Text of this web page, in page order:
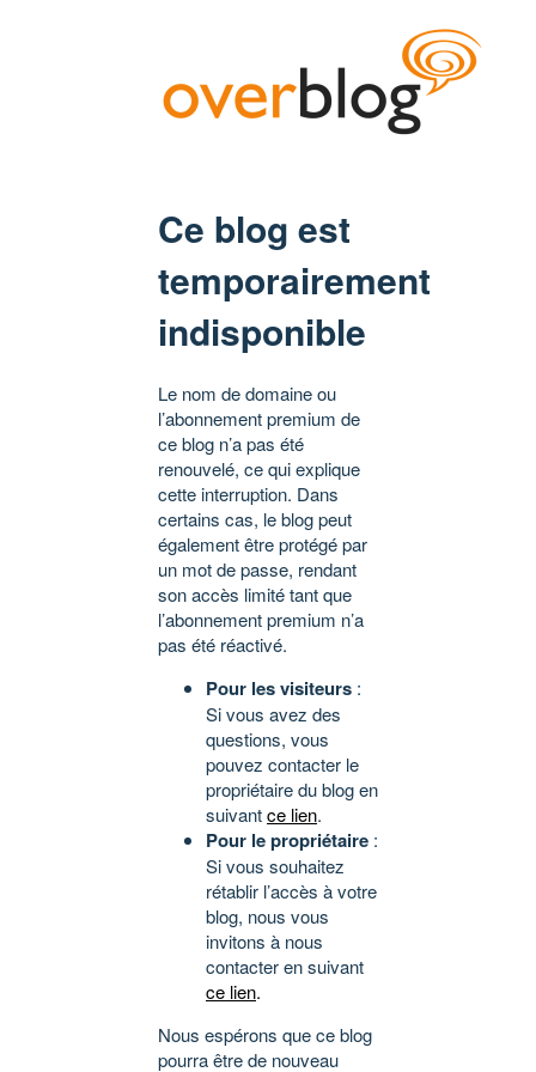
Ce blog est
temporairement
indisponible
Le nom de domaine ou
l’abonnement premium de
ce blog n’a pas été
renouvelé, ce qui explique
cette interruption. Dans
certains cas, le blog peut
également être protégé par
un mot de passe, rendant
son accès limité tant que
l’abonnement premium n’a
pas été réactivé.
Pour les visiteurs :
Si vous avez des
questions, vous
pouvez contacter le
propriétaire du blog en
suivantce lien.
Pour le propriétaire :
Si vous souhaitez
rétablir l’accès à votre
blog, nous vous
invitons à nous
contacter en suivant
ce lien.
Nous espérons que ce blog
pourra être de nouveau